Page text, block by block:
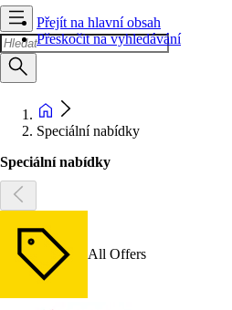
Přejít na hlavní obsah
Přeskočit na vyhledávání
Speciální nabídky
Speciální nabídky
All Offers